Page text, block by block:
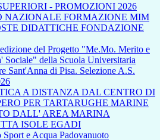
- PROMOZIONI 2026
NAZIONALE FORMAZIONE MIM
DIDATTICHE FONDAZIONE
del Progetto "Me.Mo. Merito e
Sociale" della Scuola Universitaria
Sant'Anna di Pisa. Selezione A.S.
A DISTANZA DAL CENTRO DI
PER TARTARUGHE MARINE
DALL' AREA MARINA
ISOLE EGADI
Sport e Acqua Padovanuoto